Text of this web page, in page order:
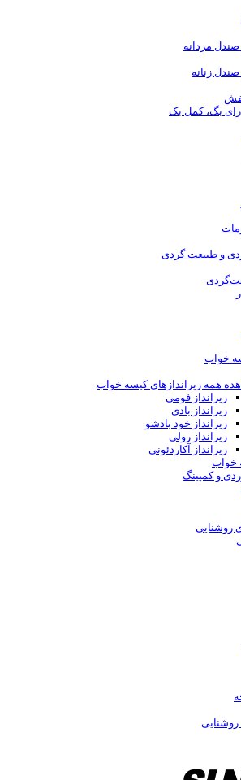
مردانه
زنانه
بگ، کمل بک
و طبیعت گردی
خواب
همه زیراندازهای کیسه خواب
زیرانداز فومی
زیرانداز بادی
زیرانداز خود بادشو
زیرانداز رولی
زیرانداز آکاردئونی
خواب
و کمپینگ
روشنایی
روشنایی